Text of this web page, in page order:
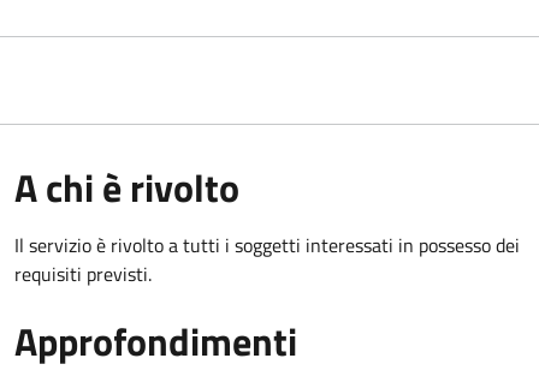
A chi è rivolto
Il servizio è rivolto a tutti i soggetti interessati in possesso dei
requisiti previsti.
Approfondimenti